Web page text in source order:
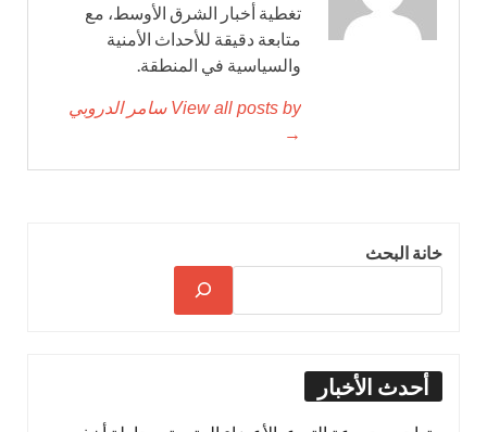
تغطية أخبار الشرق الأوسط، مع
متابعة دقيقة للأحداث الأمنية
والسياسية في المنطقة.
View all posts by سامر الدروبي
→
خانة البحث
أحدث الأخبار